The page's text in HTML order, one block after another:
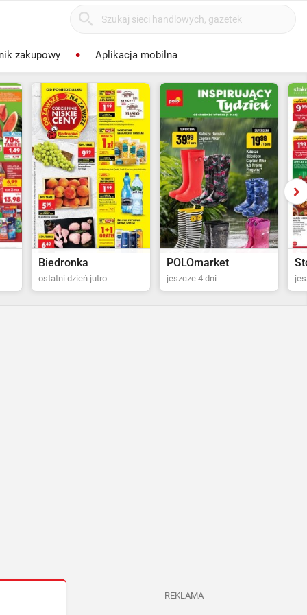
zakupowy Aplikacja mobilna
POLOmarket
jeszcze 4 dni jeszcze 5 dni
REKLAMA